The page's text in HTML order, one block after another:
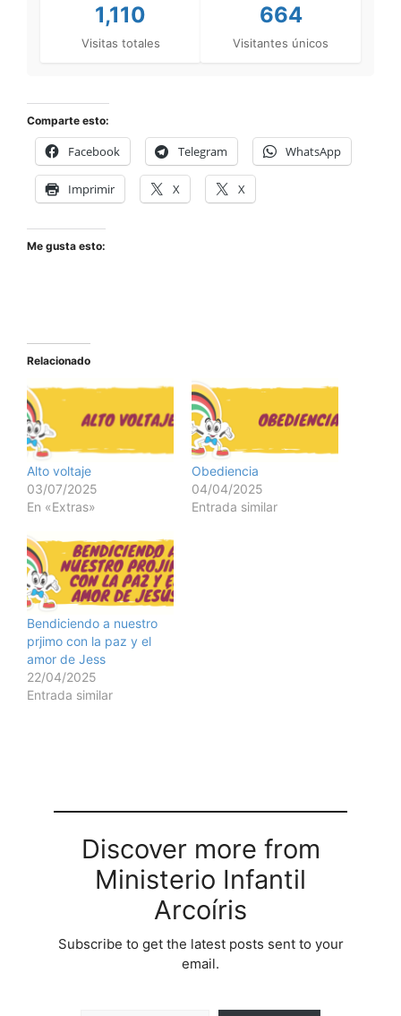
1,110
Visitas totales
664
Visitantes únicos
Comparte esto:
Facebook Telegram WhatsApp
Imprimir X X
Me gusta esto:
Relacionado
Alto voltaje
03/07/2025
En «Extras»
Obediencia
04/04/2025
Entrada similar
Bendiciendo a nuestro
prjimo con la paz y el
amor de Jess
22/04/2025
Entrada similar
Discover more from
Ministerio Infantil
Arcoíris
Subscribe to get the latest posts sent to your
email.